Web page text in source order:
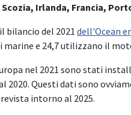
Irlanda, Francia,
bilancio del 2021 dell'Ocean
e 24,7 utilizzano il
nel 2021 sono stati
2020. Questi dati sono
intorno al 2025.